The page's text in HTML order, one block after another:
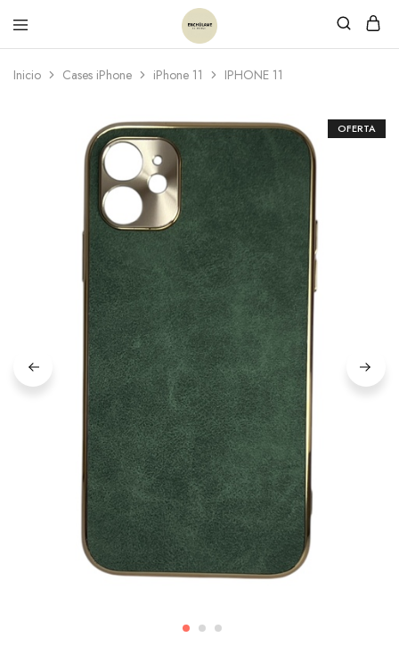
Inicio Cases iPhone iPhone 11 IPHONE 11
OFERTA